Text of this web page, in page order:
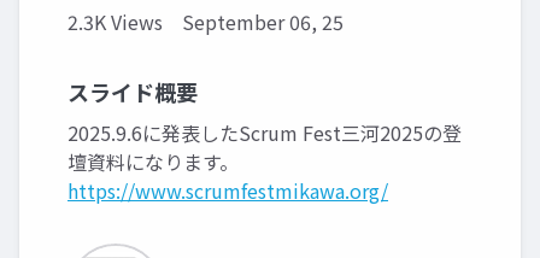
2.3K Views September 06, 25
スライド概要
2025.9.6に発表したScrum Fest三河2025の登
壇資料になります。
https://www.scrumfestmikawa.org/